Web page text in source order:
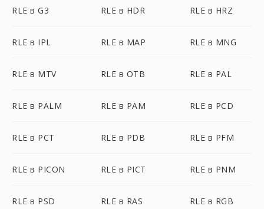
RLE в G3 RLE в HDR RLE в HRZ
RLE в IPL RLE в MAP RLE в MNG
RLE в MTV RLE в OTB RLE в PAL
RLE в PALM RLE в PAM RLE в PCD
RLE в PCT RLE в PDB RLE в PFM
RLE в PICON RLE в PICT RLE в PNM
RLE в PSD RLE в RAS RLE в RGB